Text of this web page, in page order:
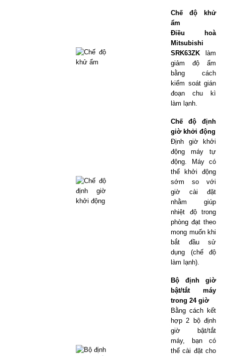
Chế độ khử
ẩm
Điều hoà
Mitsubishi
SRK63ZK làm
giảm độ ẩm
bằng cách
kiểm soát gián
đoạn chu kì
làm lạnh.
Chế độ định
giờ khởi động
Định giờ khởi
động máy tự
động. Máy có
thể khởi động
sớm so với
giờ cài đặt
nhằm giúp
nhiệt độ trong
phòng đạt theo
mong muốn khi
bắt đầu sử
dụng (chế độ
làm lạnh).
Bộ định giờ
bật/tắt máy
trong 24 giờ
Bằng cách kết
hợp 2 bộ định
giờ bật/tắt
máy, bạn có
thể cài đặt cho